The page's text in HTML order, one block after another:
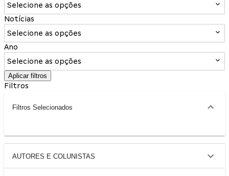
Selecione as opções
Notícias
Selecione as opções
Ano
Selecione as opções
Aplicar filtros
Filtros
Filtros Selecionados
AUTORES E COLUNISTAS